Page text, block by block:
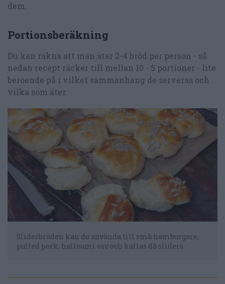
dem.
Portionsberäkning
Du kan räkna att man äter 2-4 bröd per person - så
nedan recept räcker till mellan 10 - 5 portioner - lite
beroende på i vilket sammanhang de serveras och
vilka som äter.
Sliderbröden kan du använda till små hamburgare,
pulled pork, halloumi osv och kallas då sliders.